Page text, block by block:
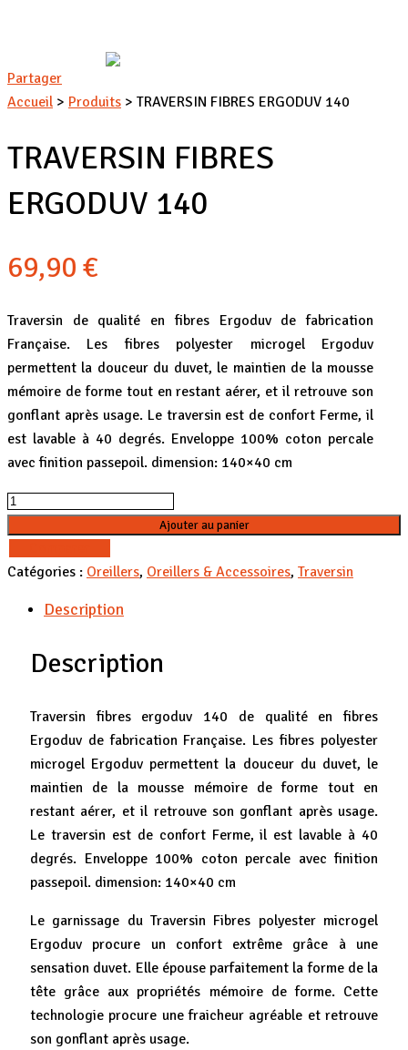
Partager
Accueil > Produits > TRAVERSIN FIBRES ERGODUV 140
TRAVERSIN FIBRES
ERGODUV 140
69,90 €
Traversin de qualité en fibres Ergoduv de fabrication
Française. Les fibres polyester microgel Ergoduv
permettent la douceur du duvet, le maintien de la mousse
mémoire de forme tout en restant aérer, et il retrouve son
gonflant après usage. Le traversin est de confort Ferme, il
est lavable à 40 degrés. Enveloppe 100% coton percale
avec finition passepoil. dimension: 140×40 cm
Quantité
Ajouter au panier
Catégories : Oreillers, Oreillers & Accessoires, Traversin
Description
Description
Traversin fibres ergoduv 140 de qualité en fibres
Ergoduv de fabrication Française. Les fibres polyester
microgel Ergoduv permettent la douceur du duvet, le
maintien de la mousse mémoire de forme tout en
restant aérer, et il retrouve son gonflant après usage.
Le traversin est de confort Ferme, il est lavable à 40
degrés. Enveloppe 100% coton percale avec finition
passepoil. dimension: 140×40 cm
Le garnissage du Traversin Fibres polyester microgel
Ergoduv procure un confort extrême grâce à une
sensation duvet. Elle épouse parfaitement la forme de la
tête grâce aux propriétés mémoire de forme. Cette
technologie procure une fraicheur agréable et retrouve
son gonflant après usage.